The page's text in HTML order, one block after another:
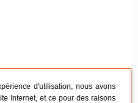
d'utilisation, nous avons
Internet, et ce pour des raisons